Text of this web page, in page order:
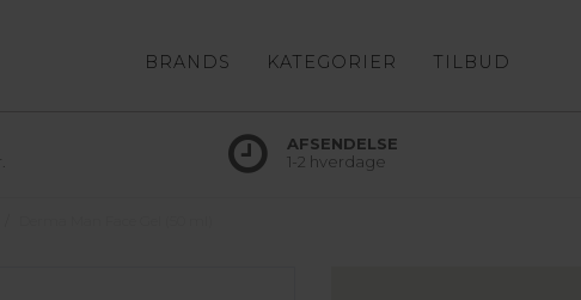
BRANDS KATEGORIER TILBUD
AFSENDELSE
1-2 hverdage